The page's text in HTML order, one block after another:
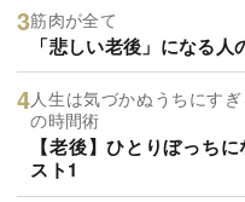
筋肉が全て
「悲しい老後」になる人
人生は気づかぬうちにす
の時間術
【老後】ひとりぼっち
スト1